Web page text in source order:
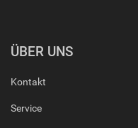
ÜBER UNS
Kontakt
Service